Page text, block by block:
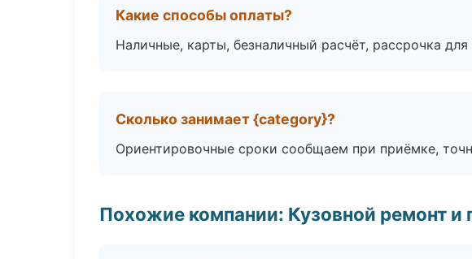
Какие способы оплаты?
Наличные, карты, безналичный расчёт, рассрочка
Сколько занимает {category}?
Ориентировочные сроки сообщаем при приёмке,
Похожие компании: Кузовной ремонт и